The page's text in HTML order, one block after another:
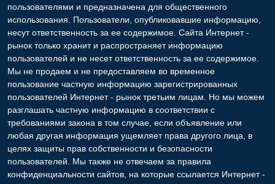
пользователями и предназначена для общественного
использования. Пользователи, опубликовавшие информацию,
несут ответственность за ее содержимое. Сайта Интернет -
рынок только хранит и распространяет информацию
пользователей и не несет ответственность за ее содержимое.
Мы не продаем и не предоставляем во временное
пользование частную информацию зарегистрированных
пользователей Интернет - рынок третьим лицам. Но мы можем
разглашать частную информацию в соответствии с
требованиями закона в том случае, если объявление или
любая другая информация ущемляет права другого лица, в
целях защиты прав собственности и безопасности
пользователей. Мы также не отвечаем за правила
конфиденциальности сайтов, на которые ссылается Интернет -